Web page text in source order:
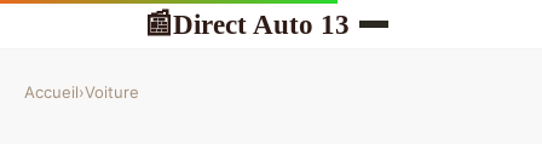
📰Direct Auto 13
Accueil›Voiture